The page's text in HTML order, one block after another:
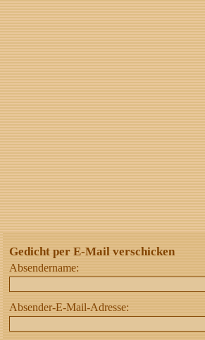
Gedicht per E-Mail verschicken
Absendername:
Absender-E-Mail-Adresse: